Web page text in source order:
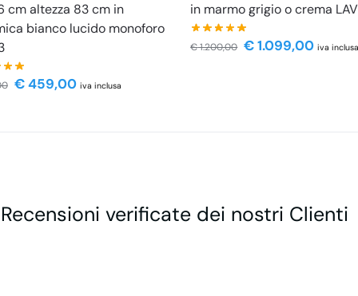
cm altezza 83 cm in
bianco lucido monoforo
€459,00 iva inclusa
in marmo grigio o crema
€1.200,00 €1.099,00 iva
verificate dei nostri Clienti